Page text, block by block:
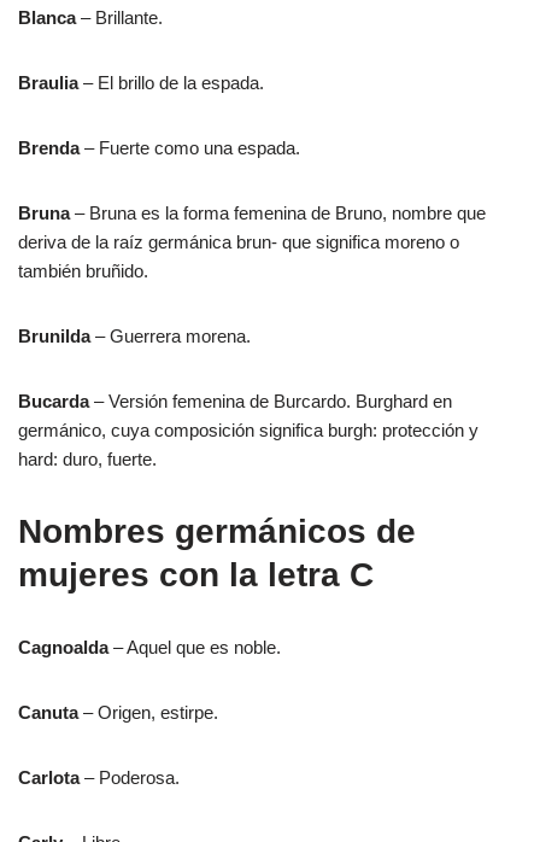
Blanca– Brillante.
Braulia– El brillo de la espada.
Brenda– Fuerte como una espada.
Bruna– Bruna es la forma femenina de Bruno, nombre que
deriva de la raíz germánica brun- que significa moreno o
también bruñido.
Brunilda– Guerrera morena.
Bucarda– Versión femenina de Burcardo. Burghard en
germánico, cuya composición significa burgh: protección y
hard: duro, fuerte.
Nombres germánicos de
mujeres con la letra C
Cagnoalda– Aquel que es noble.
Canuta– Origen, estirpe.
Carlota– Poderosa.